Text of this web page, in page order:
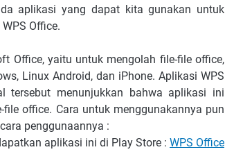
aplikasi yang dapat kita gunakan untuk
Office.
Office, yaitu untuk mengolah file-file office,
Linux Android, dan iPhone. Aplikasi WPS
menunjukkan bahwa aplikasi ini
office. Cara untuk menggunakannya pun
penggunaannya :
aplikasi ini di Play Store : WPS Office